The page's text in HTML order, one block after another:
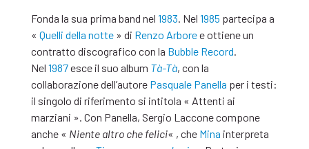
Fonda la sua prima band nel 1983. Nel 1985 partecipa a
« Quelli della notte» di Renzo Arboree ottiene un
contratto discografico con la Bubble Record.
Nel 1987esce il suo album Tà-Tà, con la
collaborazione dell’autore Pasquale Panella per i testi:
il singolo di riferimento si intitola « Attenti ai
marziani ». Con Panella, Sergio Laccone compone
anche « Niente altro che felici« , che Mina interpreta